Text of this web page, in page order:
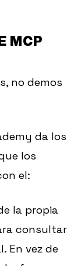
MCP
no demos
da los
los
el:
la propia
consultar
En vez de